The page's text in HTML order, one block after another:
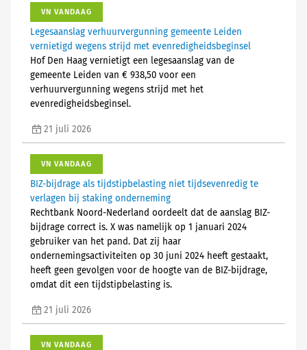
VN VANDAAG
Legesaanslag verhuurvergunning gemeente Leiden
vernietigd wegens strijd met evenredigheidsbeginsel
Hof Den Haag vernietigt een legesaanslag van de
gemeente Leiden van € 938,50 voor een
verhuurvergunning wegens strijd met het
evenredigheidsbeginsel.
21 juli 2026
VN VANDAAG
BIZ-bijdrage als tijdstipbelasting niet tijdsevenredig te
verlagen bij staking onderneming
Rechtbank Noord-Nederland oordeelt dat de aanslag BIZ-
bijdrage correct is. X was namelijk op 1 januari 2024
gebruiker van het pand. Dat zij haar
ondernemingsactiviteiten op 30 juni 2024 heeft gestaakt,
heeft geen gevolgen voor de hoogte van de BIZ-bijdrage,
omdat dit een tijdstipbelasting is.
21 juli 2026
VN VANDAAG